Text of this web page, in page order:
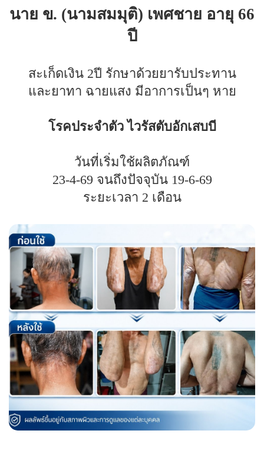
นาย ข. (นามสมมุติ) เพศชาย อายุ 66
ปี
สะเก็ดเงิน 2ปี รักษาด้วยยารับประทาน
และยาทา ฉายแสง มีอาการเป็นๆ หาย
โรคประจำตัว ไวรัสตับอักเสบบี
วันที่เริ่มใช้ผลิตภัณฑ์
23-4-69 จนถึงปัจจุบัน 19-6-69
ระยะเวลา 2 เดือน